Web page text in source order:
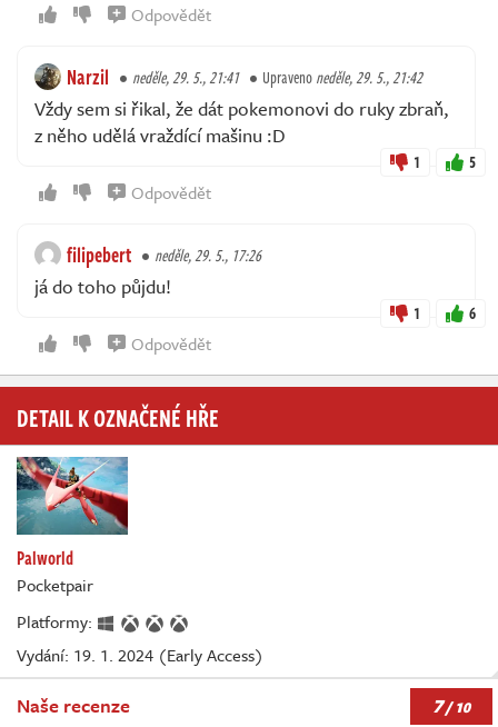
Odpovědět
Narzil neděle, 29. 5., 21:41 Upravenoneděle, 29. 5., 21:42
Vždy sem si řikal, že dát pokemonovi do ruky zbraň,
z něho udělá vraždící mašinu :D
1 5
Odpovědět
filipebert neděle, 29. 5., 17:26
já do toho půjdu!
1 6
Odpovědět
DETAIL K OZNAČENÉ HŘE
Palworld
Pocketpair
Platformy:
Vydání: 19. 1. 2024 (Early Access)
Naše recenze 7/ 10